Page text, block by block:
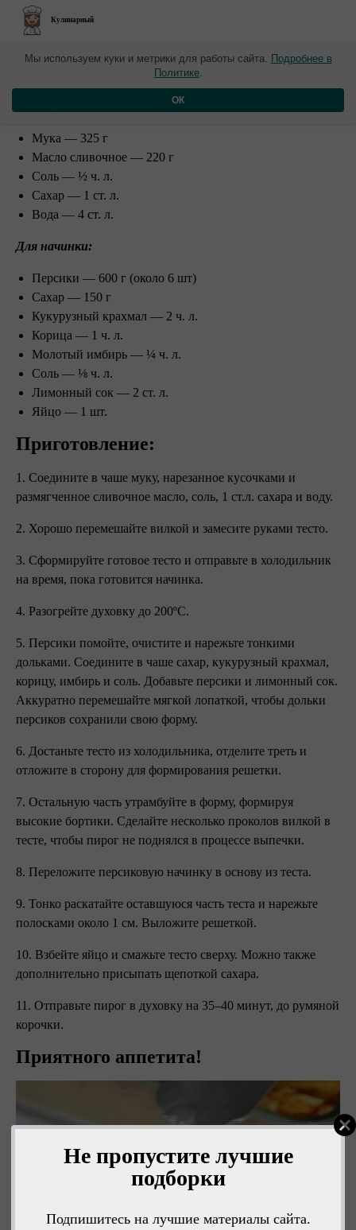
Не пропустите лучшие
подборки
Подпишитесь на лучшие материалы сайта.
Кулинарный
​Персиковый пирог
Мука — 325 г
Масло сливочное — 220 г
Соль — ½ ч. л.
Сахар — 1 ст. л.
Вода — 4 ст. л.
Для начинки:
Персики — 600 г (около 6 шт)
Сахар — 150 г
Кукурузный крахмал — 2 ч. л.
Корица — 1 ч. л.
Молотый имбирь — ¼ ч. л.
Соль — ⅛ ч. л.
Лимонный сок — 2 ст. л.
Яйцо — 1 шт.
Приготовление:
1. Соедините в чаше муку, нарезанное кусочками и
размягченное сливочное масло, соль, 1 ст.л. сахара и воду.
2. Хорошо перемешайте вилкой и замесите руками тесто.
3. Сформируйте готовое тесто и отправьте в холодильник
на время, пока готовится начинка.
4. Разогрейте духовку до 200ºC.
5. Персики помойте, очистите и нарежьте тонкими
дольками. Соедините в чаше сахар, кукурузный крахмал,
корицу, имбирь и соль. Добавьте персики и лимонный сок.
Аккуратно перемешайте мягкой лопаткой, чтобы дольки
персиков сохранили свою форму.
6. Достаньте тесто из холодильника, отделите треть и
отложите в сторону для формирования решетки.
7. Остальную часть утрамбуйте в форму, формируя
высокие бортики. Сделайте несколько проколов вилкой в
тесте, чтобы пирог не поднялся в процессе выпечки.
8. Переложите персиковую начинку в основу из теста.
9. Тонко раскатайте оставшуюся часть теста и нарежьте
полосками около 1 см. Выложите решеткой.
10. Взбейте яйцо и смажьте тесто сверху. Можно также
дополнительно присыпать щепоткой сахара.
11. Отправьте пирог в духовку на 35–40 минут, до румяной
корочки.
Приятного аппетита!
Мы используем куки и метрики для работы сайта. Подробнее в
Политике.
ОК